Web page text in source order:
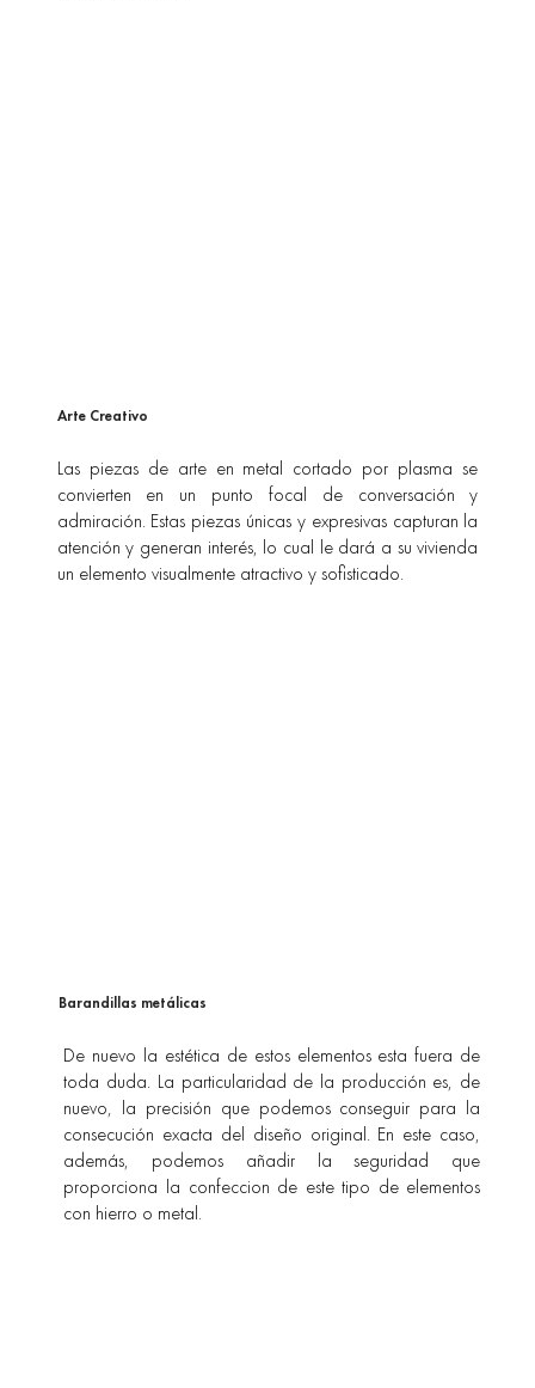
Las piezas de arte en metal cortado por plasma se
convierten en un punto focal de conversación y
admiración. Estas piezas únicas y expresivas capturan la
atención y generan interés, lo cual le dará a su vivienda
un elemento visualmente atractivo y sofisticado.
Arte Creativo
De nuevo la estética de estos elementos esta fuera de
toda duda. La particularidad de la producción es, de
nuevo, la precisión que podemos conseguir para la
consecución exacta del diseño original. En este caso,
además, podemos añadir la seguridad que
proporciona la confeccion de este tipo de elementos
con hierro o metal.
Barandillas metálicas